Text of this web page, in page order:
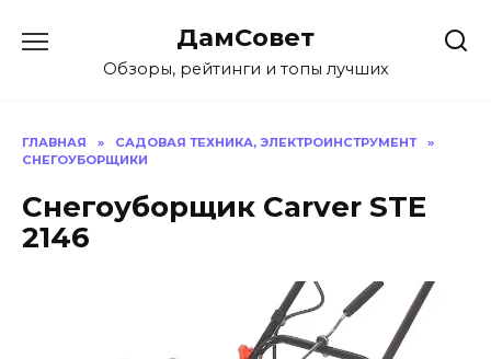
содержанию
ДамСовет
Обзоры, рейтинги и топы лучших
ГЛАВНАЯ » САДОВАЯ ТЕХНИКА, ЭЛЕКТРОИНСТРУМЕНТ
»
СНЕГОУБОРЩИКИ
Снегоуборщик Carver STE
2146